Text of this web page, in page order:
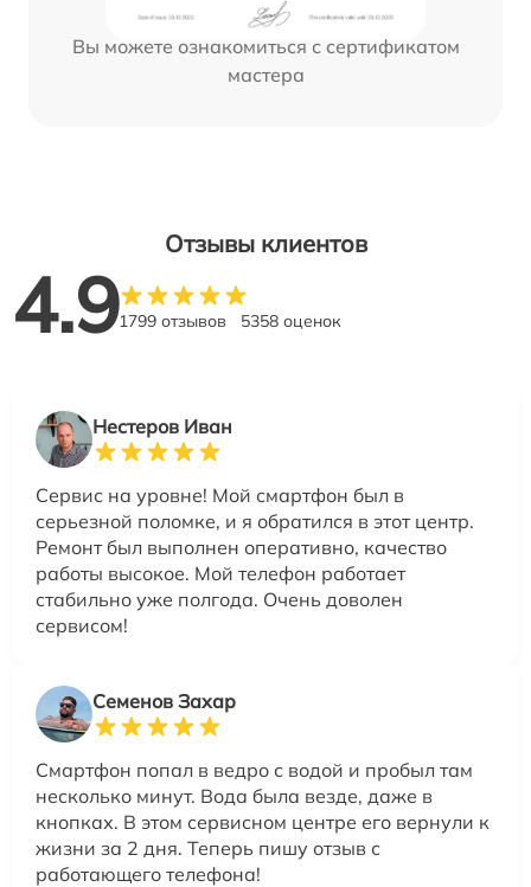
Вы можете ознакомиться с сертификатом
мастера
Отзывы клиентов
4.91799 отзывов 5358 оценок
Нестеров Иван
Сервис на уровне! Мой смартфон был в
серьезной поломке, и я обратился в этот центр.
Ремонт был выполнен оперативно, качество
работы высокое. Мой телефон работает
стабильно уже полгода. Очень доволен
сервисом!
Семенов Захар
Смартфон попал в ведро с водой и пробыл там
несколько минут. Вода была везде, даже в
кнопках. В этом сервисном центре его вернули к
жизни за 2 дня. Теперь пишу отзыв с
работающего телефона!